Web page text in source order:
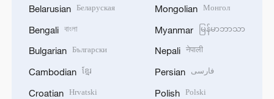
Belarusian Беларуская
Bengali বাংলা
Bulgarian Български
Cambodian ខ្មែរ
Croatian Hrvatski
Mongolian Монгол
Myanmar မြန်မာဘာသာ
Nepali नेपाली
Persian فارسی
Polish Polski